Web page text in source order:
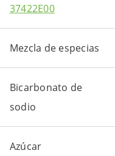
37422E00
Mezcla de especias
Bicarbonato de
sodio
Azúcar